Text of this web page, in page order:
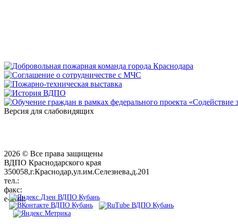
Версия для слабовидящих
2026 © Все права защищены
ВДПО Краснодарского края
350058,г.Краснодар,ул.им.Селезнева,д.201
тел.:
факс:
e-mail:01@vdpokuban.ru